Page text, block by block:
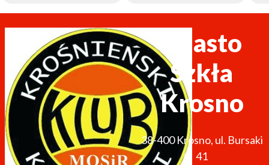
Miasto
Szkła
Krosno
38-400 Krosno, ul. Bursaki
41